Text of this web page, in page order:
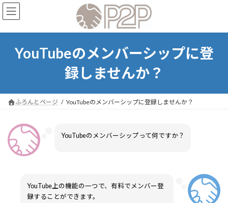
コ
ン
ン
プ
ナ
ビ
ー
動
YouTubeのメンバーシップに登
録しませんか？
ふろんとページ YouTubeのメンバーシップに登録しませんか？
YouTubeのメンバーシップって何ですか？
YouTube上の機能の一つで、有料でメンバー登
録することができます。